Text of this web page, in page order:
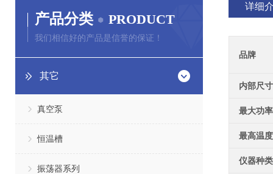
产品分类 PRODUCT
我们相信好的产品是信誉的保证！
其它
真空泵
恒温槽
振荡器系列
详细
品牌
内部尺寸
最大功率
最高温度
仪器种类